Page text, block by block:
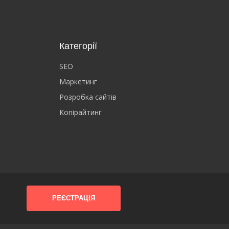
Категорії
SEO
Маркетинг
Розробка сайтів
Копірайтинг
РЕЄСТРАЦІЯ